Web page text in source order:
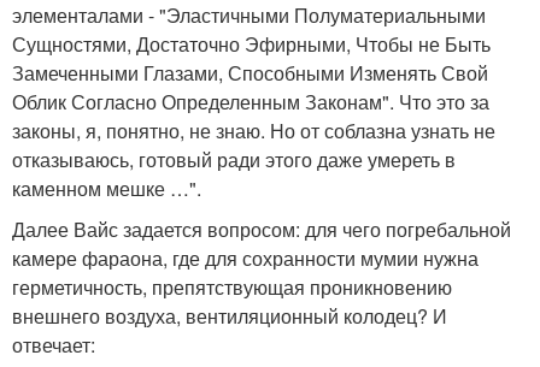
элементалами - "Эластичными Полуматериальными
Сущностями, Достаточно Эфирными, Чтобы не Быть
Замеченными Глазами, Способными Изменять Свой
Облик Согласно Определенным Законам". Что это за
законы, я, понятно, не знаю. Но от соблазна узнать не
отказываюсь, готовый ради этого даже умереть в
каменном мешке …".
Далее Вайс задается вопросом: для чего погребальной
камере фараона, где для сохранности мумии нужна
герметичность, препятствующая проникновению
внешнего воздуха, вентиляционный колодец? И
отвечает: